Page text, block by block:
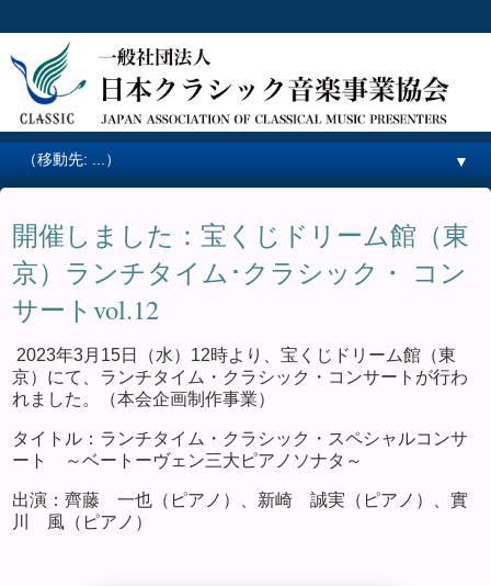
▼
開催しました：宝くじドリーム館（東
京）ランチタイム･クラシック・ コン
サートvol.12
2023年3月15日（水）12時より、宝くじドリーム館（東
京）にて、ランチタイム・クラシック・コンサートが行わ
れました。（本会企画制作事業）
タイトル：ランチタイム・クラシック・スペシャルコンサ
ート ～ベートーヴェン三大ピアノソナタ～
出演：齊藤 一也（ピアノ）、新崎 誠実（ピアノ）、實
川 風（ピアノ）